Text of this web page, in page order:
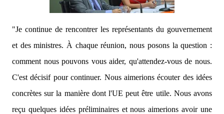
"Je continue de rencontrer les représentants du gouvernement
et des ministres. À chaque réunion, nous posons la question :
comment nous pouvons vous aider, qu'attendez-vous de nous.
C'est décisif pour continuer. Nous aimerions écouter des idées
concrètes sur la manière dont l'UE peut être utile. Nous avons
reçu quelques idées préliminaires et nous aimerions avoir une